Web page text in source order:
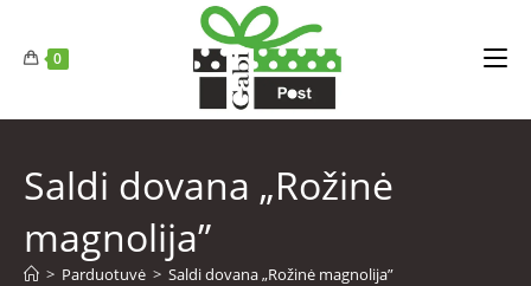
0
Saldi dovana „Rožinė
magnolija”
> Parduotuvė > Saldi dovana „Rožinė magnolija”